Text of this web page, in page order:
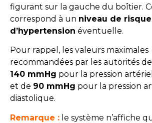
figurant sur la gauche du boîtier.
correspond à un niveau de risque
d’hypertension éventuelle.
Pour rappel, les valeurs maximales
recommandées par les autorités
140 mmHg pour la pression
et de 90 mmHg pour la pression
diastolique.
Remarque : le système n’affiche